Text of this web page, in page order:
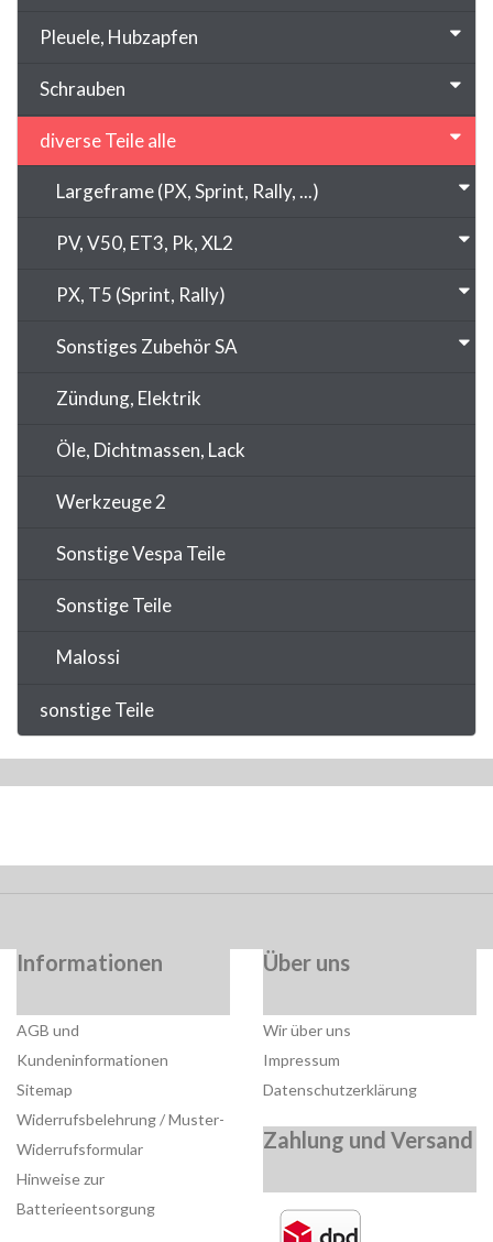
Pleuele, Hubzapfen
Schrauben
diverse Teile alle
Largeframe (PX, Sprint, Rally, ...)
PV, V50, ET3, Pk, XL2
PX, T5 (Sprint, Rally)
Sonstiges Zubehör SA
Zündung, Elektrik
Öle, Dichtmassen, Lack
Werkzeuge 2
Sonstige Vespa Teile
Sonstige Teile
Malossi
sonstige Teile
Informationen
AGB und
Kundeninformationen
Sitemap
Widerrufsbelehrung / Muster-
Widerrufsformular
Hinweise zur
Batterieentsorgung
Über uns
Wir über uns
Impressum
Datenschutzerklärung
Zahlung und Versand